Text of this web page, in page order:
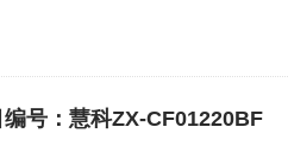
号：慧科ZX-CF01220BF